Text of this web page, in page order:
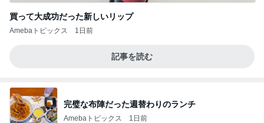
買って大成功だった新しいリップ
Amebaトピックス 1日前
記事を読む
完璧な布陣だった週替わりのランチ
Amebaトピックス 1日前